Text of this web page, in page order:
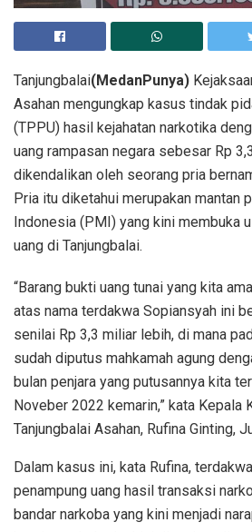
Tanjungbalai(MedanPunya)
Asahan mengungkap kasus tindak
(TPPU) hasil kejahatan narkotika
uang rampasan negara sebesar Rp
dikendalikan oleh seorang pria
Pria itu diketahui merupakan mantan
Indonesia (PMI) yang kini membuka
uang di Tanjungbalai.
“Barang bukti uang tunai yang kita
atas nama terdakwa Sopiansyah ini
senilai Rp 3,3 miliar lebih, di mana
sudah diputus mahkamah agung
bulan penjara yang putusannya kita
Noveber 2022 kemarin,” kata Kepala
Tanjungbalai Asahan, Rufina Ginting,
Dalam kasus ini, kata Rufina,
penampung uang hasil transaksi
bandar narkoba yang kini menjadi